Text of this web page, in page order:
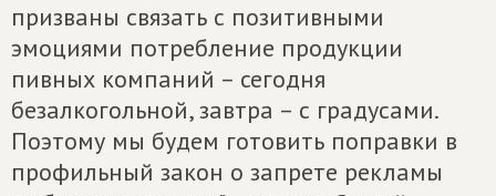
призваны связать с позитивными
эмоциями потребление продукции
пивных компаний – сегодня
безалкогольной, завтра – с градусами.
Поэтому мы будем готовить поправки в
профильный закон о запрете рекламы